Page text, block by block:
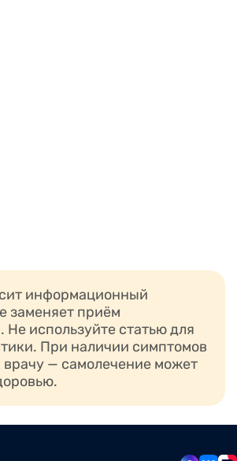
информационный
заменяет приём
Не используйте статью для
При наличии симптомов
врачу — самолечение может